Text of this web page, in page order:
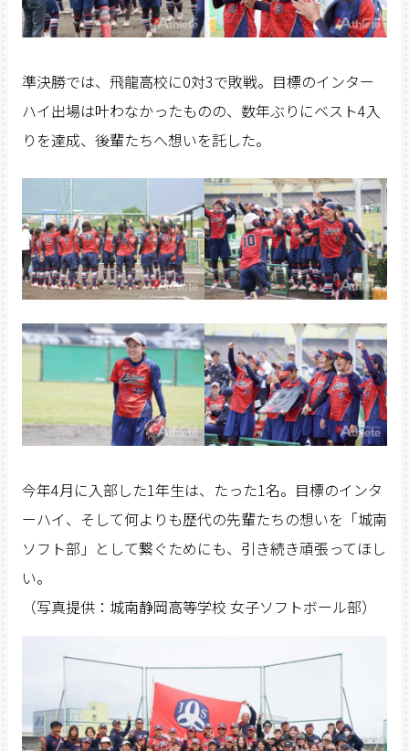
準決勝では、飛龍高校に0対3で敗戦。目標のインター
ハイ出場は叶わなかったものの、数年ぶりにベスト4入
りを達成、後輩たちへ想いを託した。
今年4月に入部した1年生は、たった1名。目標のインタ
ーハイ、そして何よりも歴代の先輩たちの想いを「城南
ソフト部」として繋ぐためにも、引き続き頑張ってほし
い。
（写真提供：城南静岡高等学校 女子ソフトボール部）